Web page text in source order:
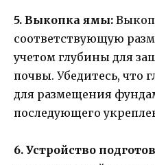
5. Выкопка ямы:
соответствующую
учетом глубины для
почвы. Убедитесь, что
для размещения
последующего
6. Устройство